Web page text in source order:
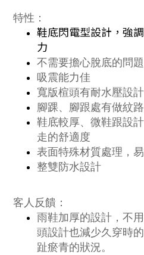
特性：
鞋底閃電型設計，強
力
不需要擔心脫底的問題
吸震能力佳
寬版楦頭有耐水壓設計
腳踝、腳跟處有做紋
鞋底較厚、微鞋跟設
走的舒適度
表面特殊材質處理，
整雙防水設計
客人反饋：
雨鞋加厚的設計，不
頭設計也減少久穿時
趾瘀青的狀況。